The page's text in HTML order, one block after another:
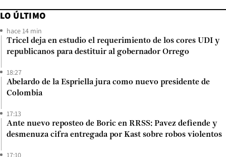
LO ÚLTIMO
hace 14 min
Tricel deja en estudio el requerimiento de los cores UDI y
republicanos para destituir al gobernador Orrego
18:27
Abelardo de la Espriella jura como nuevo presidente de
Colombia
17:13
Ante nuevo reposteo de Boric en RRSS: Pavez defiende y
desmenuza cifra entregada por Kast sobre robos violentos
17:10